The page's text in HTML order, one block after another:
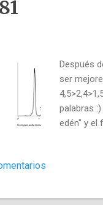
Después
ser
palabras
edén" y el